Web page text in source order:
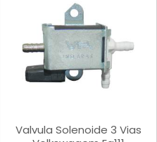
Valvula Solenoide 3 Vias